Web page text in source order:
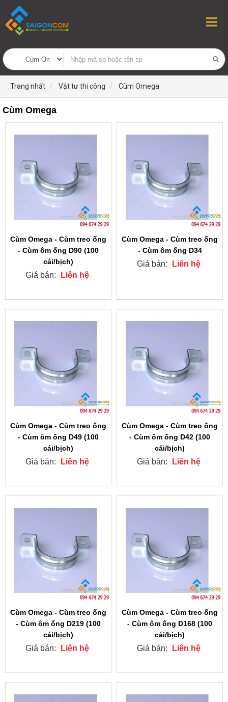
Trang nhất Vật tư thi công Cùm Omega
Cùm Omega
Cùm Omega - Cùm treo ống
- Cùm ôm ống D90 (100
cái/bịch)
Giá bán: Liên hệ
Cùm Omega - Cùm treo ống
- Cùm ôm ống D34
Giá bán: Liên hệ
Cùm Omega - Cùm treo ống
- Cùm ôm ống D49 (100
cái/bịch)
Giá bán: Liên hệ
Cùm Omega - Cùm treo ống
- Cùm ôm ống D42 (100
cái/bịch)
Giá bán: Liên hệ
Cùm Omega - Cùm treo ống
- Cùm ôm ống D219 (100
cái/bịch)
Giá bán: Liên hệ
Cùm Omega - Cùm treo ống
- Cùm ôm ống D168 (100
cái/bịch)
Giá bán: Liên hệ